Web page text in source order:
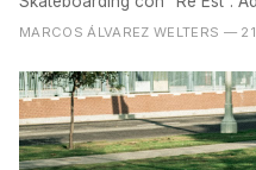
MARCOS ÁLVAREZ WELTERS — 21